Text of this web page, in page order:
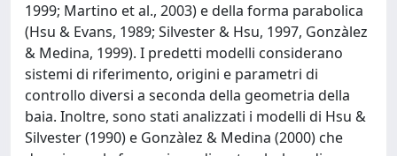
1999; Martino et al., 2003) e della forma parabolica
(Hsu & Evans, 1989; Silvester & Hsu, 1997, Gonzàlez
& Medina, 1999). I predetti modelli considerano
sistemi di riferimento, origini e parametri di
controllo diversi a seconda della geometria della
baia. Inoltre, sono stati analizzati i modelli di Hsu &
Silvester (1990) e Gonzàlez & Medina (2000) che